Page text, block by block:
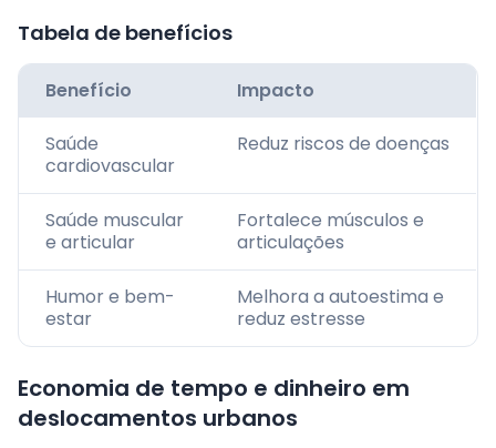
Tabela de benefícios
Benefício Impacto
Saúde
cardiovascular
Reduz riscos de doenças
Saúde muscular
e articular
Fortalece músculos e
articulações
Humor e bem-
estar
Melhora a autoestima e
reduz estresse
Economia de tempo e dinheiro em
deslocamentos urbanos